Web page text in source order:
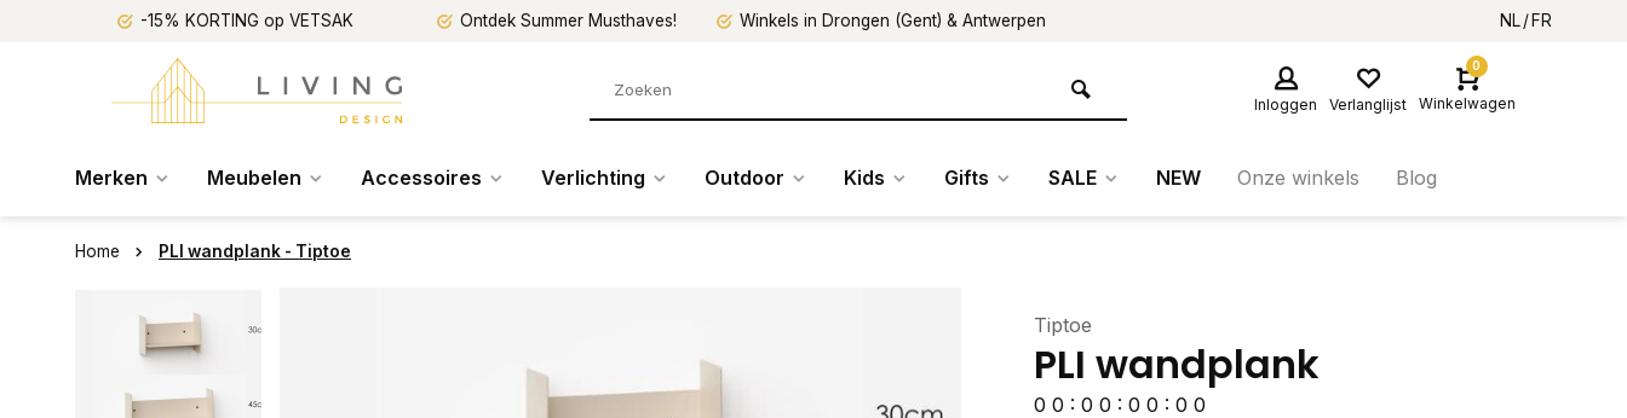
-15% KORTING op VETSAK Ontdek Summer Musthaves! Winkels in Drongen (Gent) & Antwerpen NL FR
Inloggen Verlanglijst
0
Winkelwagen
Merken Meubelen Accessoires Verlichting Outdoor Kids Gifts SALE NEW Onze winkels Blog
Home PLI wandplank - Tiptoe
Tiptoe
PLI wandplank
0 0 : 0 0 : 0 0 : 0 0